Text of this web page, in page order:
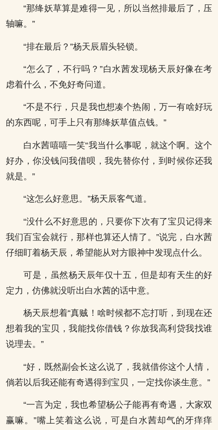
“那绛妖草算是难得一见，所以当然排最后了，压
轴嘛。”
“排在最后？”杨天辰眉头轻锁。
“怎么了，不行吗？”白水茜发现杨天辰好像在考
虑着什么，不免好奇问道。
“不是不行，只是我也想凑个热闹，万一有啥好玩
的东西呢，可手上只有那绛妖草值点钱。”
白水茜嘻嘻一笑“我当什么事呢，就这个啊。这个
好办，你没钱问我借呗，我先替你付，到时候你还我
就是。”
“这怎么好意思。”杨天辰客气道。
“没什么不好意思的，只要你下次有了宝贝记得来
我们百宝会就行，那样也算还人情了。”说完，白水茜
仔细盯着杨天辰，希望能从对方眼神中发现点什么。
可是，虽然杨天辰年仅十五，但是却有天生的好
定力，仿佛就没听出白水茜的话中意。
杨天辰想着“真贼！啥时候都不忘打听，到现在还
想着我的宝贝，我能找你借钱？你放我高利贷我找谁
说理去。”
“好，既然副会长这么说了，我就借你这个人情，
倘若以后我还能有奇遇得到宝贝，一定找你谈生意。”
“一言为定，我也希望杨公子能再有奇遇，大家双
赢嘛。”嘴上笑着这么说，可是白水茜却气的牙痒痒